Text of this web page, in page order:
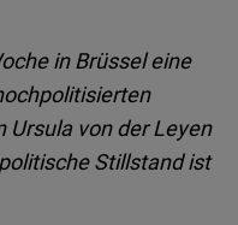
in Brüssel eine
Ursula von der Leyen
Stillstand ist
D.Vinci
Embed